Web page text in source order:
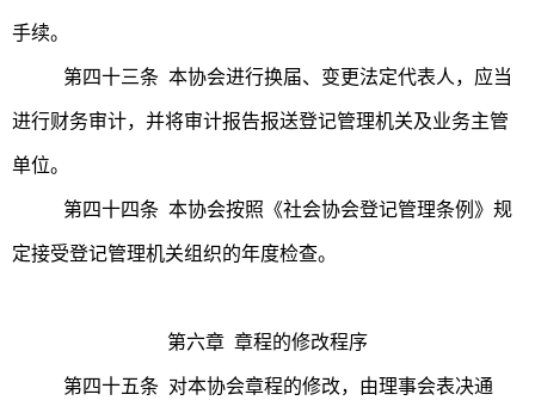
手续。
第四十三条 本协会进行换届、变更法定代表人，应当
进行财务审计，并将审计报告报送登记管理机关及业务主管
单位。
第四十四条 本协会按照《社会协会登记管理条例》规
定接受登记管理机关组织的年度检查。
第六章 章程的修改程序
第四十五条 对本协会章程的修改，由理事会表决通